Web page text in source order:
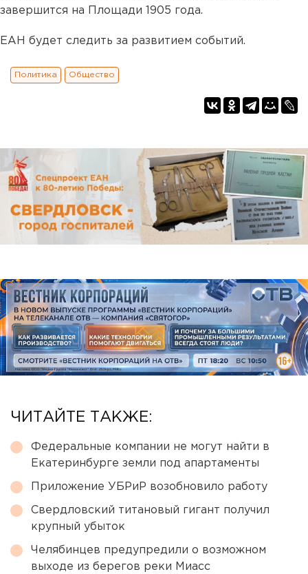
завершится на Площади 1905 года.
ЕАН будет следить за развитием событий.
Политика Общество
ЧИТАЙТЕ ТАКЖЕ:
Федеральные компании не могут найти в
Екатеринбурге земли под апартаменты
Приложение УБРиР возобновило работу
Свердловский титановый гигант получил
крупный убыток
Челябинцев предупредили о возможном
выходе из берегов реки Миасс